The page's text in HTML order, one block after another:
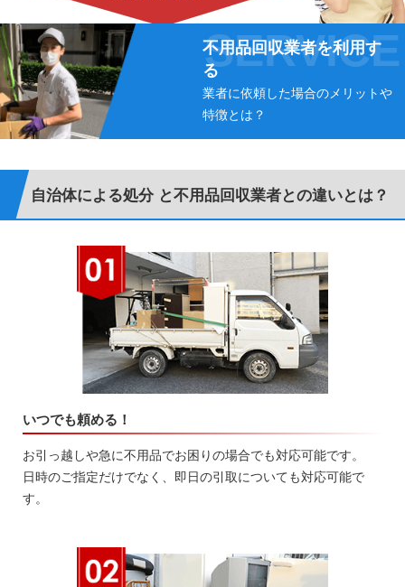
不用品回収業者を利用す
る
業者に依頼した場合のメリットや
特徴とは？
自治体による処分 と不用品回収業者との違いとは？
いつでも頼める！
お引っ越しや急に不用品でお困りの場合でも対応可能です。
日時のご指定だけでなく、即日の引取についても対応可能で
す。